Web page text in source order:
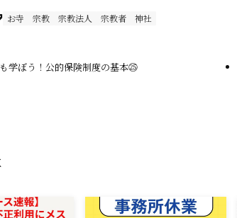
お寺 宗教 宗教法人 宗教者 神社
学ぼう！公的保険制度の基本㉕